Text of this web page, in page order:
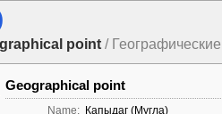
point /
Geographical point
Name: Капыдаг (Мугла)